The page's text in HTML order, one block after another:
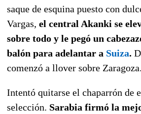
saque de esquina puesto con
Vargas, el central Akanki se
sobre todo y le pegó un
balón para adelantar a Suiza.
comenzó a llover sobre Zaragoza.
Intentó quitarse el chaparrón de
selección. Sarabia firmó la